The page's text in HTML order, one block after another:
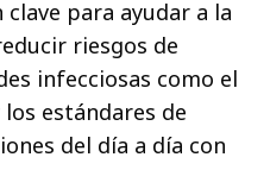
para ayudar a la
riesgos de
infecciosas como el
estándares de
del día a día con